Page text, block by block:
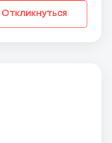
Откликнуться